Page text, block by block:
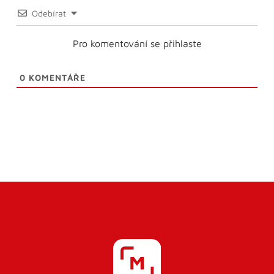
Odebírat
Pro komentování se přihlaste
0 KOMENTÁŘE